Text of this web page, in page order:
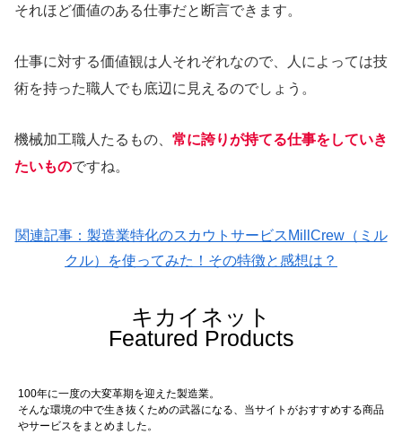
それほど価値のある仕事だと断言できます。
仕事に対する価値観は人それぞれなので、人によっては技
術を持った職人でも底辺に見えるのでしょう。
機械加工職人たるもの、 常に誇りが持てる仕事をしていき
たいものですね。
関連記事：製造業特化のスカウトサービスMillCrew（ミル
クル）を使ってみた！その特徴と感想は？
キカイネット
Featured Products
100年に一度の大変革期を迎えた製造業。
そんな環境の中で生き抜くための武器になる、当サイトがおすすめする商品
やサービスをまとめました。